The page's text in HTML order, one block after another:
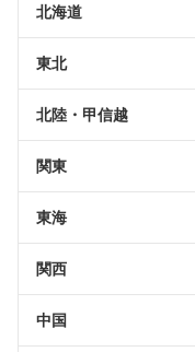
北海道
東北
北陸・甲信越
関東
東海
関西
中国